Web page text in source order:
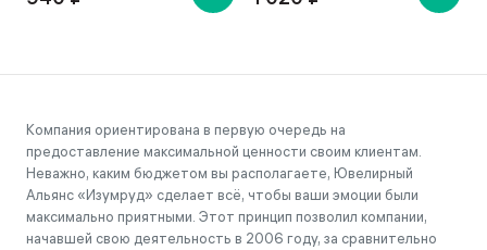
Компания ориентирована в первую очередь на
предоставление максимальной ценности своим клиентам.
Неважно, каким бюджетом вы располагаете, Ювелирный
Альянс «Изумруд» сделает всё, чтобы ваши эмоции были
максимально приятными. Этот принцип позволил компании,
начавшей свою деятельность в 2006 году, за сравнительно